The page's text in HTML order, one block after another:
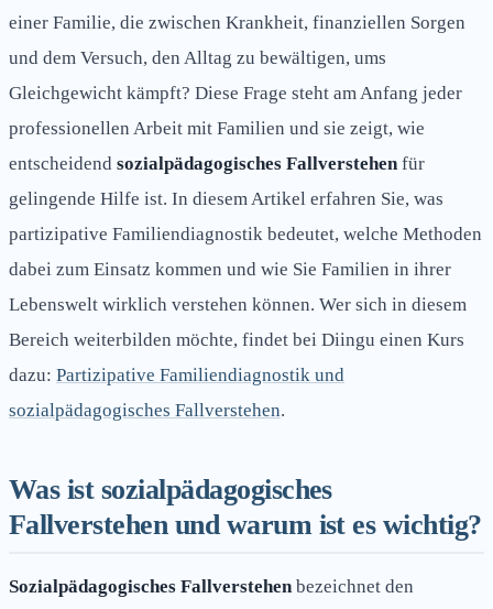
einer Familie, die zwischen Krankheit, finanziellen Sorgen
und dem Versuch, den Alltag zu bewältigen, ums
Gleichgewicht kämpft? Diese Frage steht am Anfang jeder
professionellen Arbeit mit Familien und sie zeigt, wie
entscheidend sozialpädagogisches Fallverstehenfür
gelingende Hilfe ist. In diesem Artikel erfahren Sie, was
partizipative Familiendiagnostik bedeutet, welche Methoden
dabei zum Einsatz kommen und wie Sie Familien in ihrer
Lebenswelt wirklich verstehen können. Wer sich in diesem
Bereich weiterbilden möchte, findet bei Diingu einen Kurs
dazu: Partizipative Familiendiagnostik und
sozialpädagogisches Fallverstehen.
Was ist sozialpädagogisches
Fallverstehen und warum ist es wichtig?
Sozialpädagogisches Fallverstehenbezeichnet den